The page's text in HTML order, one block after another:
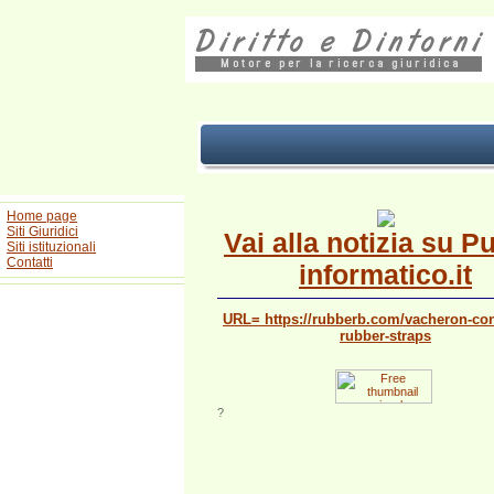
Home page
Siti Giuridici
Siti istituzionali
Contatti
Vai alla notizia su
informatico.it
URL= https://rubberb.com/vacheron-
rubber-straps
?